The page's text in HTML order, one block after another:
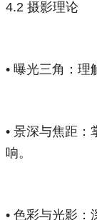
4.2 摄影理论
• 曝光三角：理
• 景深与焦距：
响。
• 色彩与光影：